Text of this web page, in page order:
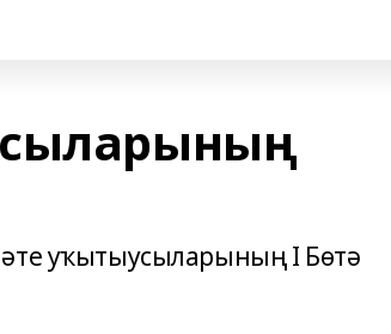
уҡытыусыларының I Бөтә